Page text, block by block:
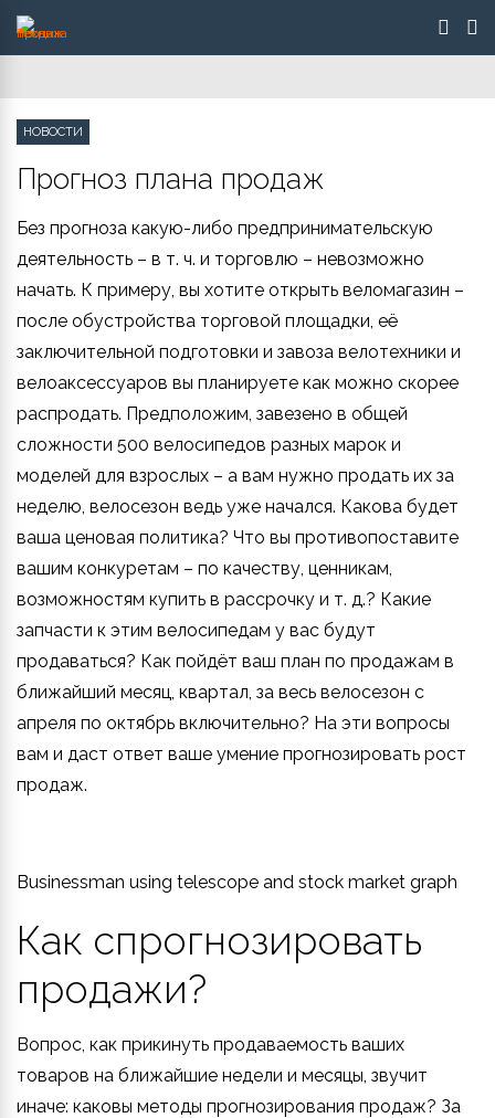
НОВОСТИ
Прогноз плана продаж
Без прогноза какую-либо предпринимательскую
деятельность – в т. ч. и торговлю – невозможно
начать. К примеру, вы хотите открыть веломагазин –
после обустройства торговой площадки, её
заключительной подготовки и завоза велотехники и
велоаксессуаров вы планируете как можно скорее
распродать. Предположим, завезено в общей
сложности 500 велосипедов разных марок и
моделей для взрослых – а вам нужно продать их за
неделю, велосезон ведь уже начался. Какова будет
ваша ценовая политика? Что вы противопоставите
вашим конкуретам – по качеству, ценникам,
возможностям купить в рассрочку и т. д.? Какие
запчасти к этим велосипедам у вас будут
продаваться? Как пойдёт ваш план по продажам в
ближайший месяц, квартал, за весь велосезон с
апреля по октябрь включительно? На эти вопросы
вам и даст ответ ваше умение прогнозировать рост
продаж.
Businessman using telescope and stock market graph
Как спрогнозировать
продажи?
Вопрос, как прикинуть продаваемость ваших
товаров на ближайшие недели и месяцы, звучит
иначе: каковы методы прогнозирования продаж? За